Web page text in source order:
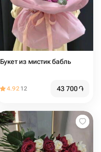
Букет из мистик бабль
4.92 12 43 700֏